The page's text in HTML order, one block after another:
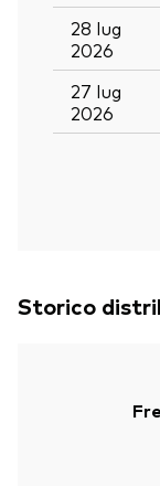
28 lug
2026
27 lug
2026
Storico